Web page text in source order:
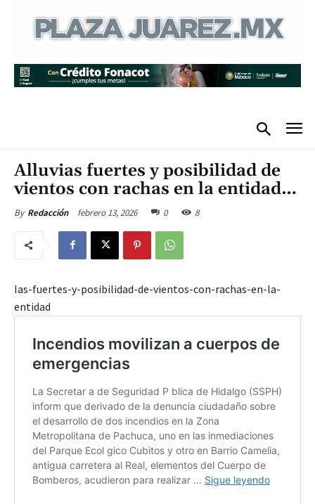
Alluvias fuertes y posibilidad de
vientos con rachas en la entidad…
By Redacción febrero 13, 2026 0 8
Ias-fuertes-y-posibilidad-de-vientos-con-rachas-en-la-
entidad